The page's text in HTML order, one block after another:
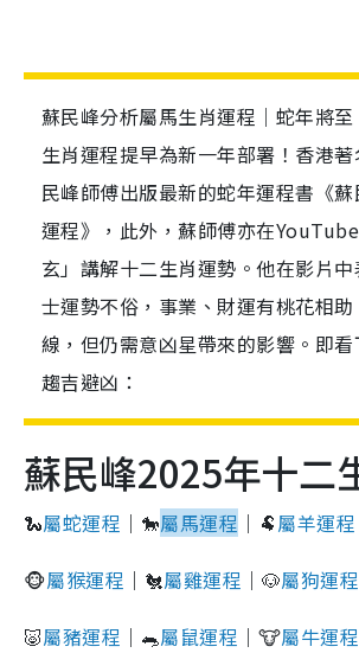
蘇民峰分析屬馬生肖運程｜蛇年將
生肖運程提早為新一年部署！香港
民峰師傅出版最新的蛇年運程書《
運程》，此外，蘇師傅亦在
玄」講解十二生肖運勢。他在影片
士運勢不俗，事業、財運有桃花相
線，但仍需意凶星帶來的影響。即
趨吉避凶：
蘇民峰2025年十二
🐍屬蛇運程 ｜🐎屬馬運程 ｜🐏屬羊運程
🐵屬猴運程 ｜🐔屬雞運程 ｜🐶屬狗運程
🐷屬豬運程 ｜🐀屬鼠運程 ｜🐮屬牛運程